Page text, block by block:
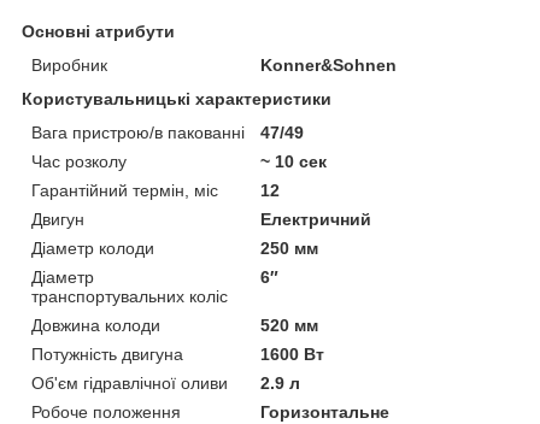
Основні атрибути
Виробник
Konner&Sohnen
Користувальницькі характеристики
Вага пристрою/в пакованні
47/49
Час розколу
~ 10 сек
Гарантійний термін, міс
12
Двигун
Електричний
Діаметр колоди
250 мм
Діаметр
транспортувальних коліс
6″
Довжина колоди
520 мм
Потужність двигуна
1600 Вт
Об'єм гідравлічної оливи
2.9 л
Робоче положення
Горизонтальне